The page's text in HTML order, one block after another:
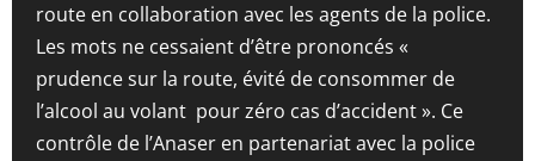
route en collaboration avec les agents de la police.
Les mots ne cessaient d’être prononcés «
prudence sur la route, évité de consommer de
l’alcool au volant pour zéro cas d’accident ». Ce
contrôle de l’Anaser en partenariat avec la police